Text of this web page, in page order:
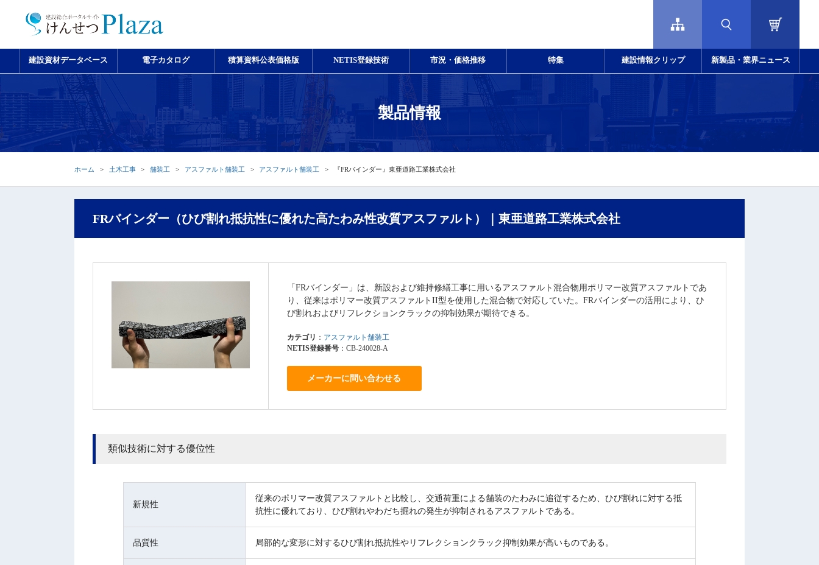
建設資材データベース 電子カタログ 積算資料公表価格版 NETIS登録技術 市況・価格推移 特集 建設情報クリップ 新製品・業界ニュース
製品情報
ホーム 土木工事 舗装工 アスファルト舗装工 アスファルト舗装工 『FRバインダー』東亜道路工業株式会社
FRバインダー（ひび割れ抵抗性に優れた高たわみ性改質アスファルト）｜東亜道路工業株式会社
「FRバインダー」は、新設および維持修繕工事に用いるアスファルト混合物用ポリマー改質アスファルトであ
り、従来はポリマー改質アスファルトII型を使用した混合物で対応していた。FRバインダーの活用により、ひ
び割れおよびリフレクションクラックの抑制効果が期待できる。
カテゴリ ： アスファルト舗装工
NETIS登録番号：CB-240028-A
メーカーに問い合わせる
類似技術に対する優位性
新規性
従来のポリマー改質アスファルトと比較し、交通荷重による舗装のたわみに追従するため、ひび割れに対する抵
抗性に優れており、ひび割れやわだち掘れの発生が抑制されるアスファルトである。
品質性 局部的な変形に対するひび割れ抵抗性やリフレクションクラック抑制効果が高いものである。